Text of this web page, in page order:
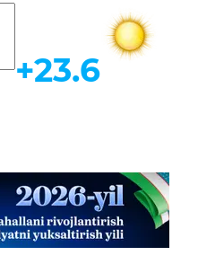
Ob-havo
+23.6